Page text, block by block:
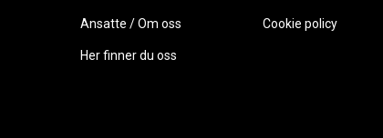
Ansatte / Om oss
Her finner du oss
Cookie policy